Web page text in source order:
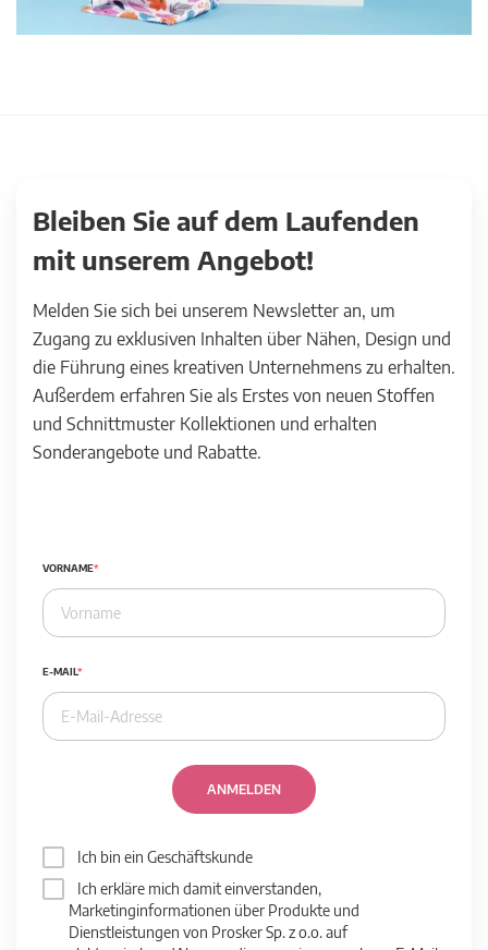
Bleiben Sie auf dem Laufenden
mit unserem Angebot!
Melden Sie sich bei unserem Newsletter an, um
Zugang zu exklusiven Inhalten über Nähen, Design und
die Führung eines kreativen Unternehmens zu erhalten.
Außerdem erfahren Sie als Erstes von neuen Stoffen
und Schnittmuster Kollektionen und erhalten
Sonderangebote und Rabatte.
VORNAME
E-MAIL
ANMELDEN
Ich bin ein Geschäftskunde
Ich erkläre mich damit einverstanden,
Marketinginformationen über Produkte und
Dienstleistungen von Prosker Sp. z o.o. auf